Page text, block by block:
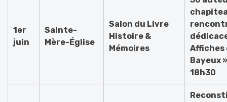
1er
juin
Sainte-
Mère-Église
Salon du Livre
Histoire &
Mémoires
Affiches
Bayeux
18h30